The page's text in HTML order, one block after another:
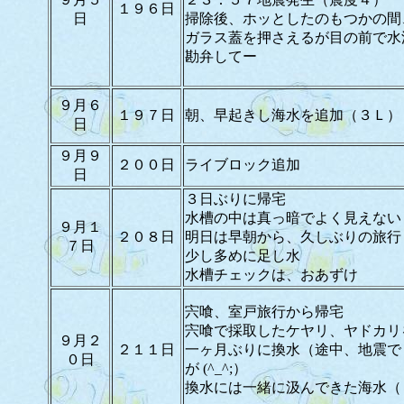
日
１９６日
掃除後、ホッとしたのもつかの間
ガラス蓋を押さえるが目の前で
勘弁してー
９月６
日
１９７日 朝、早起きし海水を追加（３Ｌ）
９月９
日
２００日 ライブロック追加
９月１
７日
２０８日
３日ぶりに帰宅
水槽の中は真っ暗でよく見えない
明日は早朝から、久しぶりの旅行
少し多めに足し水
水槽チェックは、おあずけ
９月２
０日
２１１日
宍喰、室戸旅行から帰宅
宍喰で採取したケヤリ、ヤドカ
一ヶ月ぶりに換水（途中、地震
が (^_^;）
換水には一緒に汲んできた海水